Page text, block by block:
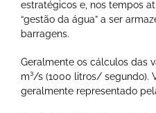
estratégicos e, nos tempos
“gestão da água” a ser
barragens.
Geralmente os cálculos das
m³/s (1000 litros/ segundo).
geralmente representado pela